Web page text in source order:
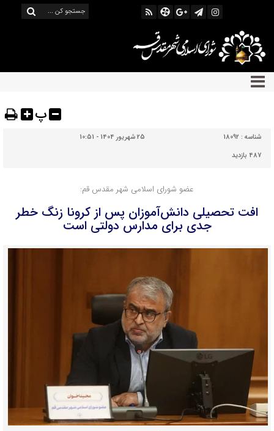
پ
شناسه : 18092
25 شهریور 1404 - 10:51
487 بازدید
عضو شورای اسلامی شهر مقدس قم:
افت تحصیلی دانش‌آموزان پس از کرونا زنگ خطر
جدی برای مدارس دولتی است